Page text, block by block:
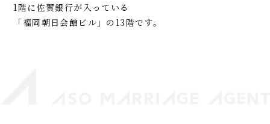
1階に佐賀銀行が入っている
「福岡朝日会館ビル」の13階です。